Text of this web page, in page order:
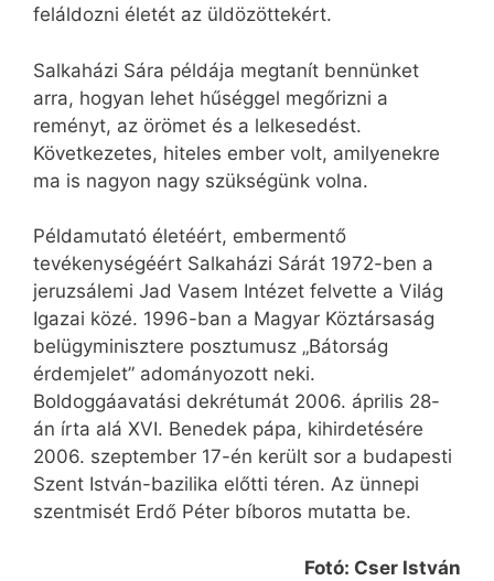
feláldozni életét az üldözöttekért.
Salkaházi Sára példája megtanít bennünket
arra, hogyan lehet hűséggel megőrizni a
reményt, az örömet és a lelkesedést.
Következetes, hiteles ember volt, amilyenekre
ma is nagyon nagy szükségünk volna.
Példamutató életéért, embermentő
tevékenységéért Salkaházi Sárát 1972-ben a
jeruzsálemi Jad Vasem Intézet felvette a Világ
Igazai közé. 1996-ban a Magyar Köztársaság
belügyminisztere posztumusz „Bátorság
érdemjelet” adományozott neki.
Boldoggáavatási dekrétumát 2006. április 28-
án írta alá XVI. Benedek pápa, kihirdetésére
2006. szeptember 17-én került sor a budapesti
Szent István-bazilika előtti téren. Az ünnepi
szentmisét Erdő Péter bíboros mutatta be.
Fotó: Cser István